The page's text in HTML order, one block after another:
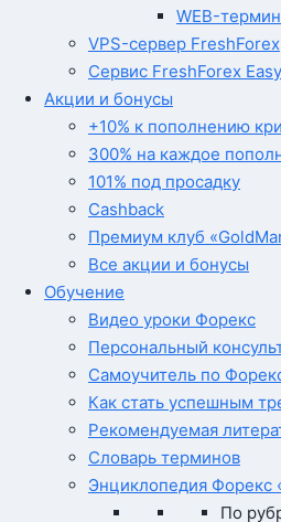
WEB-
VPS-сервер FreshForex
Сервис FreshForex
Акции и бонусы
+10% к пополнению
300% на каждое
101% под просадку
Cashback
Премиум клуб
Все акции и бонусы
Обучение
Видео уроки Форекс
Персональный
Самоучитель по
Как стать успешным
Рекомендуемая
Словарь терминов
Энциклопедия Форекс
По